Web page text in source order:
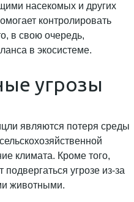
насекомых и других
контролировать
в свою очередь,
в экосистеме.
угрозы
являются потеря среды
климата. Кроме того,
угрозе из-за
животными.